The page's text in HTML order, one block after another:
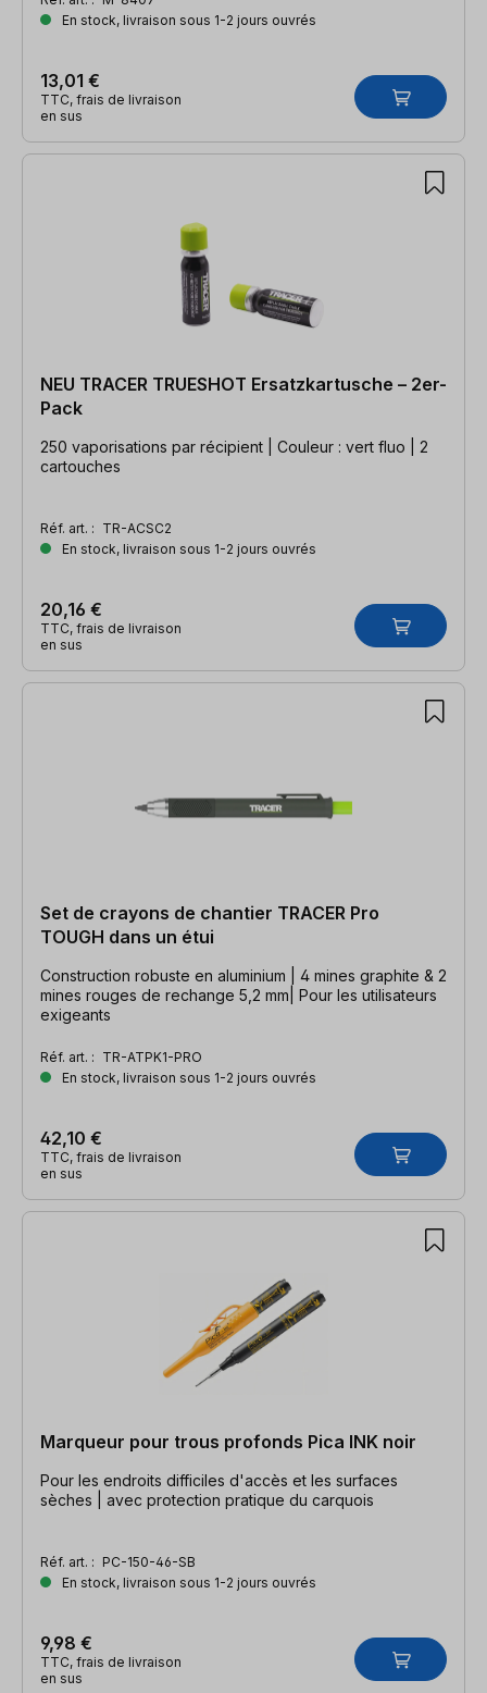
En stock, livraison sous 1-2 jours ouvrés
13,01 €
TTC, frais de livraison
en sus
NEU TRACER TRUESHOT Ersatzkartusche – 2er-
Pack
250 vaporisations par récipient | Couleur : vert fluo | 2
cartouches
Réf. art. : TR-ACSC2
En stock, livraison sous 1-2 jours ouvrés
20,16 €
TTC, frais de livraison
en sus
Set de crayons de chantier TRACER Pro
TOUGH dans un étui
Construction robuste en aluminium | 4 mines graphite & 2
mines rouges de rechange 5,2 mm| Pour les utilisateurs
exigeants
Réf. art. : TR-ATPK1-PRO
En stock, livraison sous 1-2 jours ouvrés
42,10 €
TTC, frais de livraison
en sus
Marqueur pour trous profonds Pica INK noir
Pour les endroits difficiles d'accès et les surfaces
sèches | avec protection pratique du carquois
Réf. art. : PC-150-46-SB
En stock, livraison sous 1-2 jours ouvrés
9,98 €
TTC, frais de livraison
en sus